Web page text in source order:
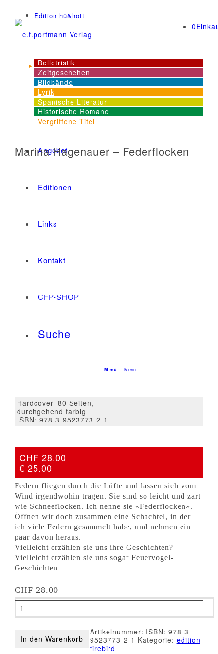
Edition hü&hott
0
NEWS
Dienstleistungen
Angebot
Editionen
Links
Kontakt
CFP-SHOP
Suche
Menü Menü
Belletristik
Zeitgeschehen
Bildbände
Lyrik
Spanische Literatur
Historische Romane
Vergriffene Titel
Marina Hagenauer – Federflocken
Hardcover, 80 Seiten,
durchgehend farbig
ISBN: 978-3-9523773-2-1
CHF 28.00
€ 25.00
Federn fliegen durch die Lüfte und lassen sich vom
Wind irgendwohin tragen. Sie sind so leicht und zart
wie Schneeflocken. Ich nenne sie «Federflocken».
Öffnen wir doch zusammen eine Schachtel, in der
ich viele Federn gesammelt habe, und nehmen ein
paar davon heraus.
Vielleicht erzählen sie uns ihre Geschichten?
Vielleicht erzählen sie uns sogar Feuervogel-
Geschichten…
CHF 28.00
Marina
Hagenauer
–
Menge
In den Warenkorb
Artikelnummer: ISBN: 978-3-
9523773-2-1 Kategorie: edition
firebird